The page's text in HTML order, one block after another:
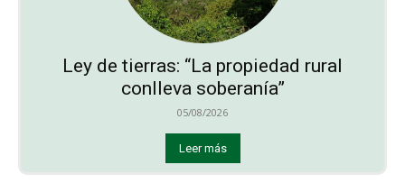
Ley de tierras: “La propiedad rural
conlleva soberanía”
05/08/2026
Leer más